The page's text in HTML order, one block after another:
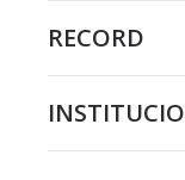
RECORD